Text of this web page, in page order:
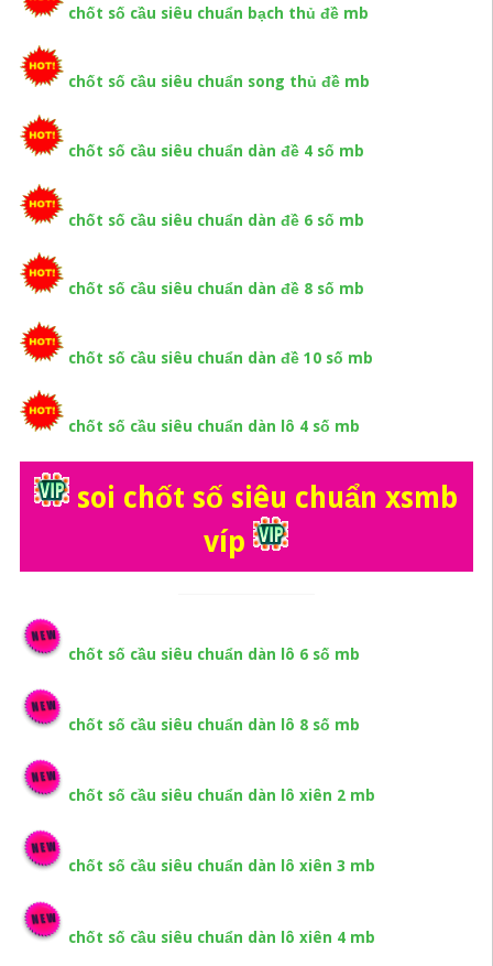
chốt số cầu siêu chuẩn bạch thủ đề mb
chốt số cầu siêu chuẩn song thủ đề mb
chốt số cầu siêu chuẩn dàn đề 4 số mb
chốt số cầu siêu chuẩn dàn đề 6 số mb
chốt số cầu siêu chuẩn dàn đề 8 số mb
chốt số cầu siêu chuẩn dàn đề 10 số mb
chốt số cầu siêu chuẩn dàn lô 4 số mb
soi chốt số siêu chuẩn xsmb
víp
chốt số cầu siêu chuẩn dàn lô 6 số mb
chốt số cầu siêu chuẩn dàn lô 8 số mb
chốt số cầu siêu chuẩn dàn lô xiên 2 mb
chốt số cầu siêu chuẩn dàn lô xiên 3 mb
chốt số cầu siêu chuẩn dàn lô xiên 4 mb